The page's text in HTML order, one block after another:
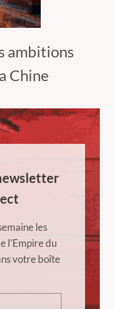
ambitions
Chine
les
l'Empire du
votre boîte